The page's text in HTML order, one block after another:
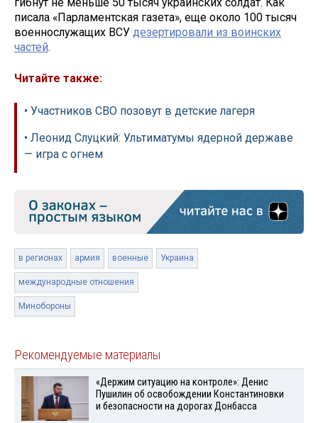
писала «Парламентская газета», еще около 100 тысяч
военнослужащих ВСУ дезертировали из воинских
частей.
Читайте также:
• Участников СВО позовут в детские лагеря
• Леонид Слуцкий: Ультиматумы ядерной державе
— игра с огнем
в регионах армия военные Украина
международные отношения
Минобороны
Рекомендуемые материалы
«Держим ситуацию на контроле»: Денис
Пушилин об освобождении Константиновки
и безопасности на дорогах Донбасса